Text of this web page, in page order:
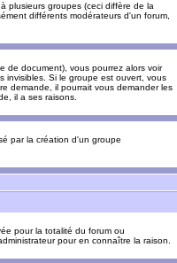
plusieurs groupes (ceci diffère de la
différents modérateurs d'un forum,
de document), vous pourrez alors voir
invisibles. Si le groupe est ouvert, vous
demande, il pourrait vous demander les
il a ses raisons.
par la création d'un groupe
pour la totalité du forum ou
pour en connaître la raison.